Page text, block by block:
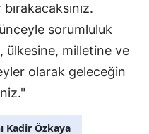
sorumluluk
ülkesine, milletine ve
olarak geleceğin
Kadir Özkaya